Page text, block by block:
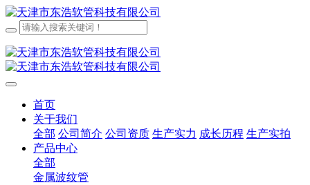
首页
关于我们
全部 公司简介 公司资质 生产实力 成长历程 生产实拍
产品中心
全部
金属波纹管